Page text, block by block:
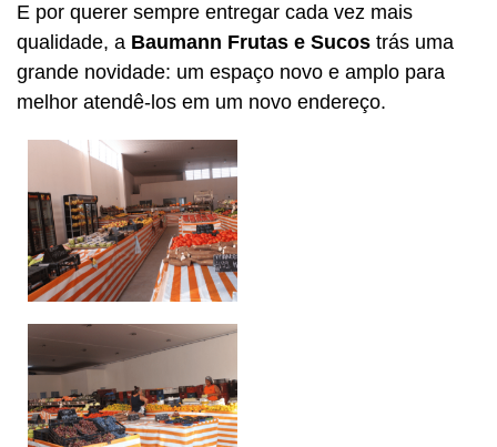
E por querer sempre entregar cada vez mais
qualidade, a Baumann Frutas e Sucos trás uma
grande novidade: um espaço novo e amplo para
melhor atendê-los em um novo endereço.